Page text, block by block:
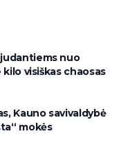
nuo
visiškas chaosas
Kauno savivaldybė
mokės